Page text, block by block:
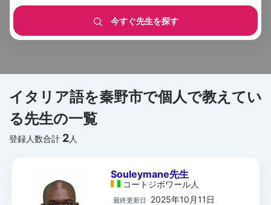
今すぐ先生を探す
イタリア語を秦野市で個人で教えてい
る先生の一覧
登録人数合計 2人
Souleymane先生
コートジボワール人
最終更新日 2025年10月11日